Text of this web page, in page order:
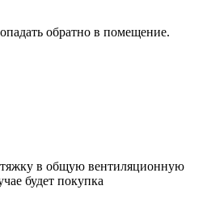
обратно в помещение.
в общую вентиляционную
будет покупка